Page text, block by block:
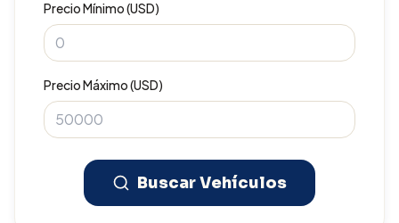
Precio Mínimo (USD)
Precio Máximo (USD)
Buscar Vehículos